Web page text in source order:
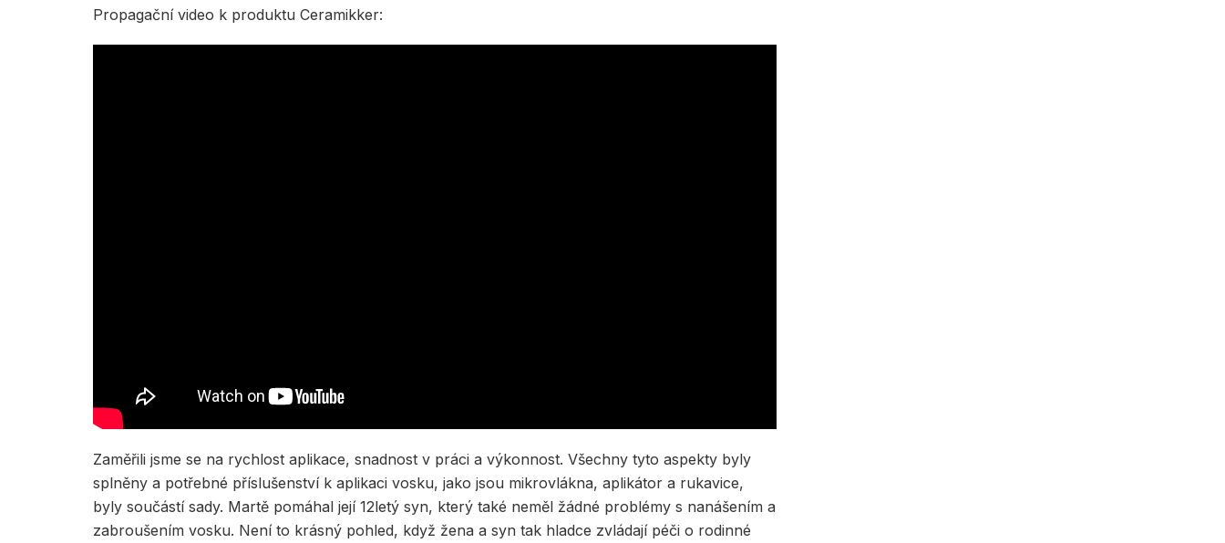
Propagační video k produktu Ceramikker:
Zaměřili jsme se na rychlost aplikace, snadnost v práci a výkonnost. Všechny tyto aspekty byly
splněny a potřebné příslušenství k aplikaci vosku, jako jsou mikrovlákna, aplikátor a rukavice,
byly součástí sady. Martě pomáhal její 12letý syn, který také neměl žádné problémy s nanášením a
zabroušením vosku. Není to krásný pohled, když žena a syn tak hladce zvládají péči o rodinné